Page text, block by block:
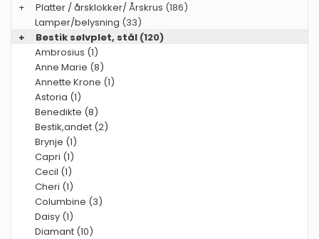
+
Platter / årsklokker/ Årskrus (186)
Lamper/belysning (33)
+
Bestik sølvplet, stål (120)
Ambrosius (1)
Anne Marie (8)
Annette Krone (1)
Astoria (1)
Benedikte (8)
Bestik,andet (2)
Brynje (1)
Capri (1)
Cecil (1)
Cheri (1)
Columbine (3)
Daisy (1)
Diamant (10)